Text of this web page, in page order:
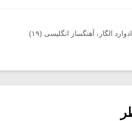
ادوارد الگار، آهنگساز انگلیسی (۱۹)